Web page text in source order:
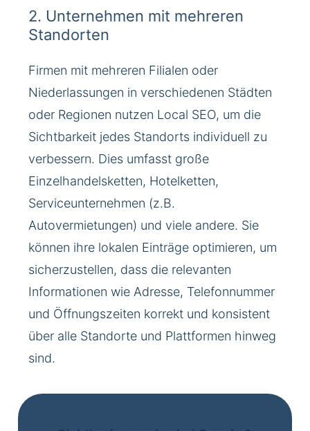
2. Unternehmen mit mehreren
Standorten
Firmen mit mehreren Filialen oder
Niederlassungen in verschiedenen Städten
oder Regionen nutzen Local SEO, um die
Sichtbarkeit jedes Standorts individuell zu
verbessern. Dies umfasst große
Einzelhandelsketten, Hotelketten,
Serviceunternehmen (z.B.
Autovermietungen) und viele andere. Sie
können ihre lokalen Einträge optimieren, um
sicherzustellen, dass die relevanten
Informationen wie Adresse, Telefonnummer
und Öffnungszeiten korrekt und konsistent
über alle Standorte und Plattformen hinweg
sind.